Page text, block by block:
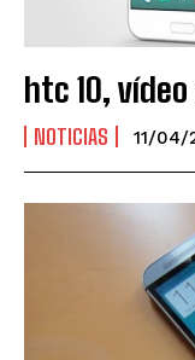
htc 10,
NOTICIAS 11/04/